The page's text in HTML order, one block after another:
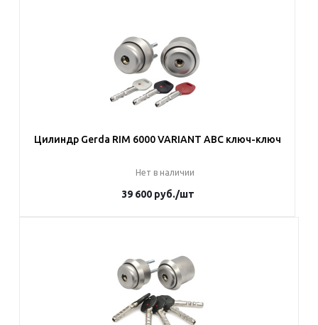
Цилиндр Gerda RIM 6000 VARIANT ABC ключ-ключ
Нет в наличии
39 600руб./шт
Наши менеджеры обязательно свяжутся с вами и уточнят
условия заказа